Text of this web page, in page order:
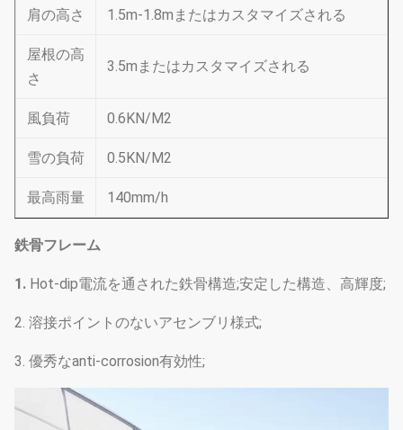
肩の高さ 1.5m-1.8mまたはカスタマイズされる
屋根の高
さ
3.5mまたはカスタマイズされる
風負荷 0.6KN/M2
雪の負荷 0.5KN/M2
最高雨量 140mm/h
鉄骨フレーム
1. Hot-dip電流を通された鉄骨構造;安定した構造、高輝度;
2. 溶接ポイントのないアセンブリ様式;
3. 優秀なanti-corrosion有効性;